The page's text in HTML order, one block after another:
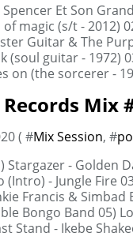
Et Son
of magic (s/t - 2012)
Guitar & The
(soul guitar - 1972)
on (the sorcerer -
Mix
( #Mix Session, #
Stargazer - Golden
(Intro) - Jungle Fire
Francis & Simbad
Bongo Band 05)
Stand - Ikebe